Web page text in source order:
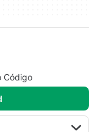
Código